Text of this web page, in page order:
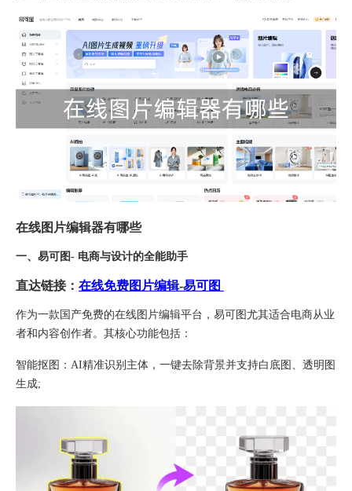
在线图片编辑器有哪些
一、易可图- 电商与设计的全能助手
直达链接： 在线免费图片编辑-易可图
作为一款国产免费的在线图片编辑平台，易可图尤其适合电商从业
者和内容创作者。其核心功能包括：
智能抠图​：AI精准识别主体，一键去除背景并支持白底图、透明图
生成;